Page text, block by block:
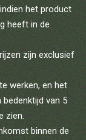
het product
heeft in de
zijn exclusief
werken, en het
van 5
zien.
binnen de